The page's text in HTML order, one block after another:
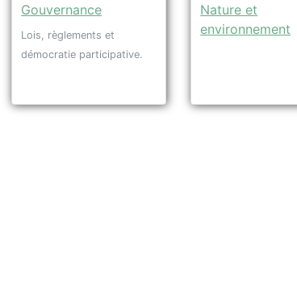
Gouvernance
Lois, règlements et
démocratie participative.
Nature et
environnement